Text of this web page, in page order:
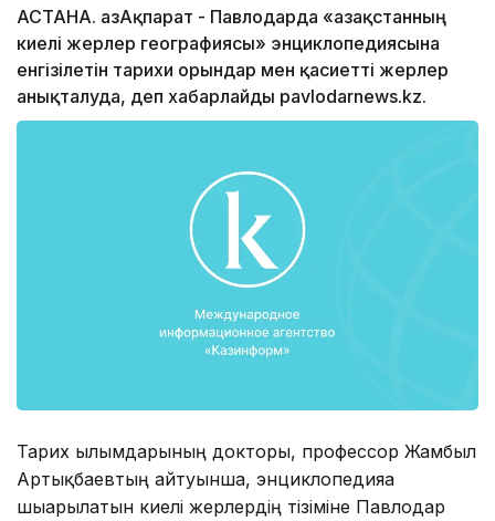
АСТАНА. ҚазАқпарат - Павлодарда «Қазақстанның
киелі жерлер географиясы» энциклопедиясына
енгізілетін тарихи орындар мен қасиетті жерлер
анықталуда, деп хабарлайды pavlodarnews.kz.
Тарих ғылымдарының докторы, профессор Жамбыл
Артықбаевтың айтуынша, энциклопедияға
шығарылатын киелі жерлердің тізіміне Павлодар